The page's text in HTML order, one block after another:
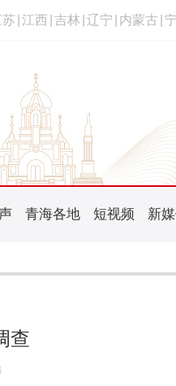
江西 吉林 辽宁 内蒙古
青海各地 短视频 新
查